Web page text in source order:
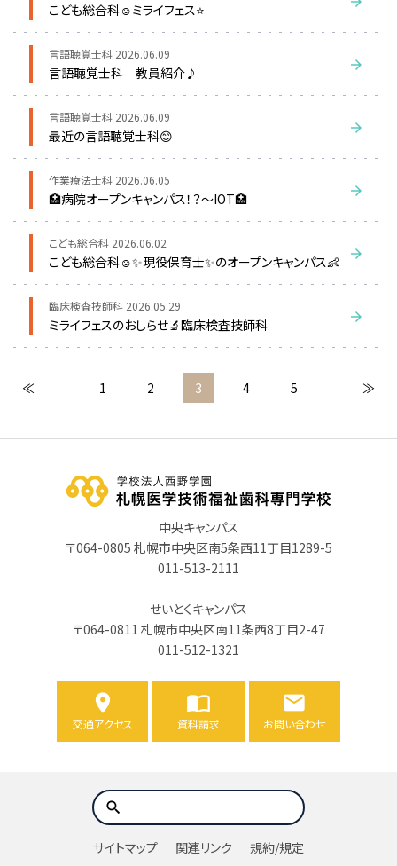
こども総合科☺ミライフェス⭐
言語聴覚士科 2026.06.09
言語聴覚士科 教員紹介♪
言語聴覚士科 2026.06.09
最近の言語聴覚士科😊
作業療法士科 2026.06.05
🏥病院オープンキャンパス！？～IOT🏥
こども総合科 2026.06.02
こども総合科☺✨現役保育士✨のオープンキャンパス👶
臨床検査技師科 2026.05.29
ミライフェスのおしらせ🔬臨床検査技師科
≪ 1 2 3 4 5 ≫
中央キャンパス
〒064-0805 札幌市中央区南5条西11丁目1289-5
011-513-2111
せいとくキャンパス
〒064-0811 札幌市中央区南11条西8丁目2-47
011-512-1321
交通アクセス 資料請求 お問い合わせ
サイトマップ 関連リンク 規約/規定